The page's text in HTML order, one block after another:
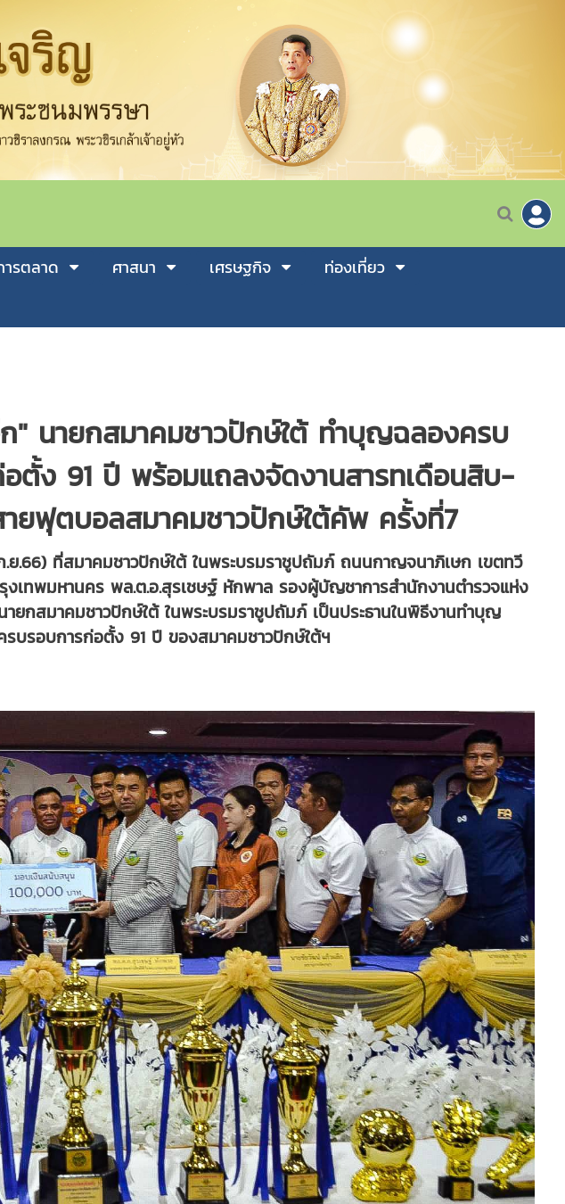
ารตลาด ศาสนา เศรษฐกิจ
ท่องเที่ยว
" นายกสมาคมชาวปักษ์ใต้ ทำบุญฉลองครบ
ตั้ง 91 ปี พร้อมแถลงจัดงานสารทเดือนสิบ-
ยฟุตบอลสมาคมชาวปักษ์ใต้คัพ ครั้งที่7
ย.66) ที่สมาคมชาวปักษ์ใต้ ในพระบรมราชูปถัมภ์ ถนนกาญจนาภิเษก เขตทวี
เทพมหานคร พล.ต.อ.สุรเชษฐ์ หักพาล รองผู้บัญชาการสำนักงานตำรวจแห่ง
ายกสมาคมชาวปักษ์ใต้ ในพระบรมราชูปถัมภ์ เป็นประธานในพิธีงานทำบุญ
รบรอบการก่อตั้ง 91 ปี ของสมาคมชาวปักษ์ใต้ฯ